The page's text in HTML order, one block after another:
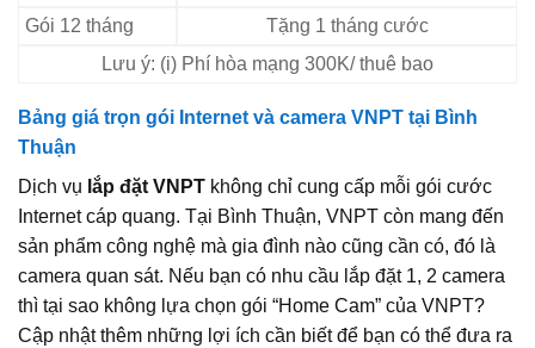
Gói 12 tháng
Tặng 1 tháng cước
Lưu ý: (i) Phí hòa mạng 300K/ thuê bao
Bảng giá trọn gói Internet và camera VNPT tại Bình
Thuận
Dịch vụ lắp đặt VNPT không chỉ cung cấp mỗi gói cước
Internet cáp quang. Tại Bình Thuận, VNPT còn mang đến
sản phẩm công nghệ mà gia đình nào cũng cần có, đó là
camera quan sát. Nếu bạn có nhu cầu lắp đặt 1, 2 camera
thì tại sao không lựa chọn gói “Home Cam” của VNPT?
Cập nhật thêm những lợi ích cần biết để bạn có thể đưa ra